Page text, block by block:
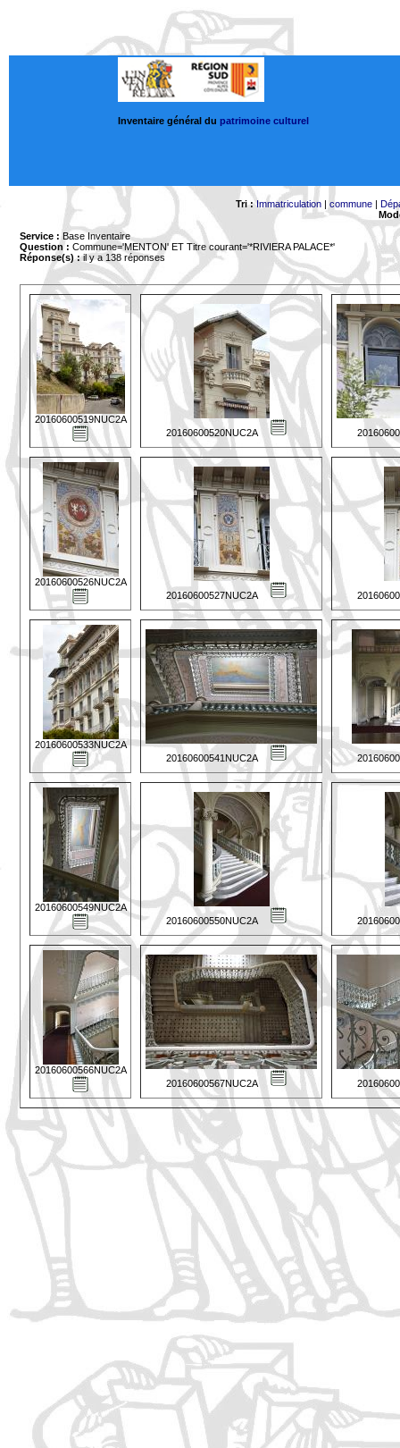
Inventaire général du patrimoine culturel
Tri : Immatriculation |commune |
Service : Base Inventaire
Question : Commune='MENTON' ET Titre courant='*RIVIERA PALACE*'
Réponse(s) :il y a 138 réponses
20160600519NUC2A
20160600520NUC2A
20160600526NUC2A
20160600527NUC2A
20160600533NUC2A
20160600541NUC2A
20160600549NUC2A
20160600550NUC2A
20160600566NUC2A
20160600567NUC2A